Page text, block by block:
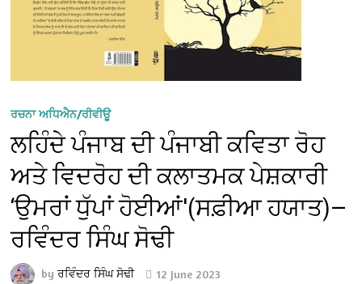
ਰਚਨਾ ਅਧਿਐਨ/ਰੀਵੀਊ
ਲਹਿੰਦੇ ਪੰਜਾਬ ਦੀ ਪੰਜਾਬੀ ਕਵਿਤਾ ਰੋਹ
ਅਤੇ ਵਿਦਰੋਹ ਦੀ ਕਲਾਤਮਕ ਪੇਸ਼ਕਾਰੀ
‘ਉਮਰਾਂ ਧੁੱਪਾਂ ਹੋਈਆਂ'(ਸਫ਼ੀਆ ਹਯਾਤ)—
ਰਵਿੰਦਰ ਸਿੰਘ ਸੋਢੀ
byਰਵਿੰਦਰ ਸਿੰਘ ਸੋਢੀ 12 June 2023